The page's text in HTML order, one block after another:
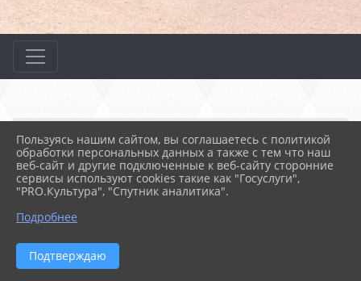
Главная МЕРОПРИЯТИЯ
Новости
Организационная линейк...
16.10.2023 07:46
ОРГАНИЗАЦИОННАЯ ЛИНЕЙКА. 115 ЛЕТ
Пользуясь нашим сайтом, вы соглашаетесь с политикой
обработки персональных данных а также с тем что наш
веб-сайт и другие подключенные к веб-сайту сторонние
сервисы используют cookies такие как "Госуслуги",
"PRO.Культура", "Спутник аналитика".
Подробнее
Подтверждаю